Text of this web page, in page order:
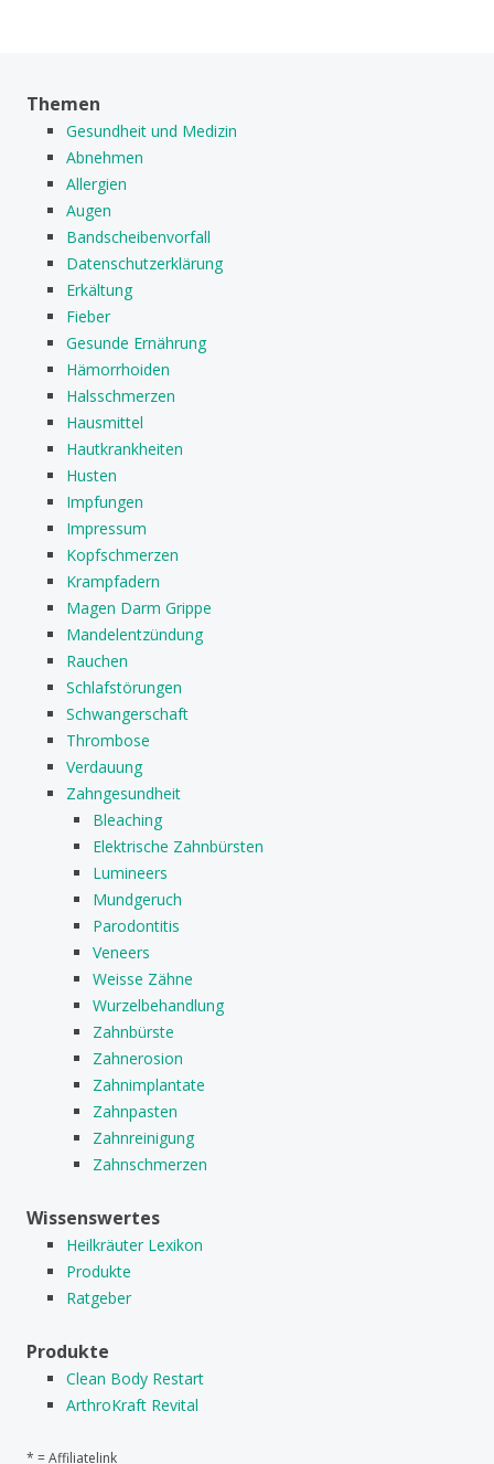
Themen
Gesundheit und Medizin
Abnehmen
Allergien
Augen
Bandscheibenvorfall
Datenschutzerklärung
Erkältung
Fieber
Gesunde Ernährung
Hämorrhoiden
Halsschmerzen
Hausmittel
Hautkrankheiten
Husten
Impfungen
Impressum
Kopfschmerzen
Krampfadern
Magen Darm Grippe
Mandelentzündung
Rauchen
Schlafstörungen
Schwangerschaft
Thrombose
Verdauung
Zahngesundheit
Bleaching
Elektrische Zahnbürsten
Lumineers
Mundgeruch
Parodontitis
Veneers
Weisse Zähne
Wurzelbehandlung
Zahnbürste
Zahnerosion
Zahnimplantate
Zahnpasten
Zahnreinigung
Zahnschmerzen
Wissenswertes
Heilkräuter Lexikon
Produkte
Ratgeber
Produkte
Clean Body Restart
ArthroKraft Revital
* = Affiliatelink